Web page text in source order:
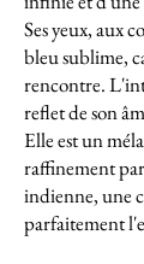
Ses yeux, aux
bleu sublime,
rencontre.
reflet de son
Elle est un
raffinement
indienne, une
parfaitement